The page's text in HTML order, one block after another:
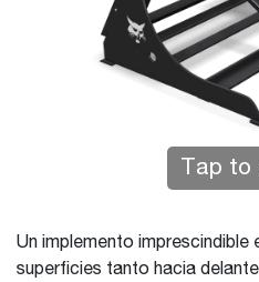
Tap
Un implemento imprescindible
superficies tanto hacia